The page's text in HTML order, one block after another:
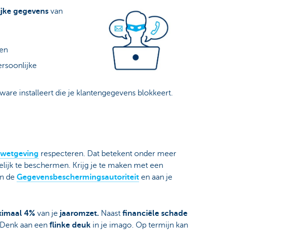
gegevens van
installeert die je klantengegevens blokkeert.
respecteren. Dat betekent onder meer
te beschermen. Krijg je te maken met een
de Gegevensbeschermingsautoriteit en aan je
4% van je jaaromzet. Naast financiële schade
aan een flinke deuk in je imago. Op termijn kan